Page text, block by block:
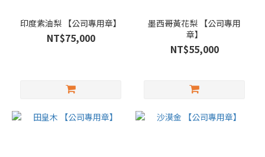
印度紫油梨 【公司專用章】
NT$75,000
墨西哥黃花梨 【公司專用
章】
NT$55,000